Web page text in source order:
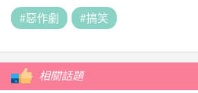
#惡作劇 #搞笑
相關話題